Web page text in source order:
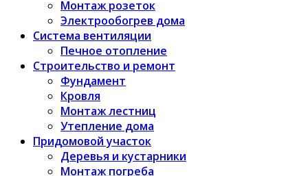
Монтаж розеток
Электрообогрев дома
Система вентиляции
Печное отопление
Строительство и ремонт
Фундамент
Кровля
Монтаж лестниц
Утепление дома
Придомовой участок
Деревья и кустарники
Монтаж погреба